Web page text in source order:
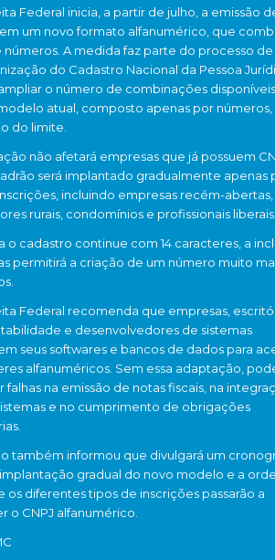
Federal inicia, a partir de julho, a emissão
em um novo formato alfanumérico, que
números. A medida faz parte do processo de
do Cadastro Nacional da Pessoa
o número de combinações
atual, composto apenas por números,
do limite.
não afetará empresas que já possuem
será implantado gradualmente apenas
incluindo empresas recém-abertas,
rurais, condomínios e profissionais liberais.
o cadastro continue com 14 caracteres, a
permitirá a criação de um número muito
Federal recomenda que empresas,
e desenvolvedores de sistemas
seus softwares e bancos de dados para
alfanuméricos. Sem essa adaptação,
falhas na emissão de notas fiscais, na
e no cumprimento de obrigações
também informou que divulgará um
gradual do novo modelo e a
os diferentes tipos de inscrições passarão a
o CNPJ alfanumérico.